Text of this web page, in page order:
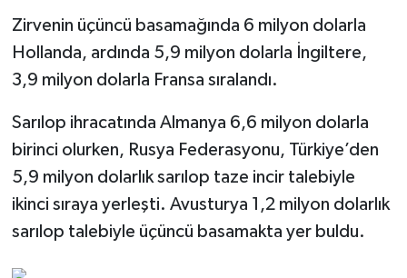
Zirvenin üçüncü basamağında 6 milyon dolarla
Hollanda, ardında 5,9 milyon dolarla İngiltere,
3,9 milyon dolarla Fransa sıralandı.
Sarılop ihracatında Almanya 6,6 milyon dolarla
birinci olurken, Rusya Federasyonu, Türkiye’den
5,9 milyon dolarlık sarılop taze incir talebiyle
ikinci sıraya yerleşti. Avusturya 1,2 milyon dolarlık
sarılop talebiyle üçüncü basamakta yer buldu.